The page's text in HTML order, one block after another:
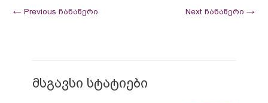
← Previous ჩანაწერი Next ჩანაწერი →
მსგავსი სტატიები